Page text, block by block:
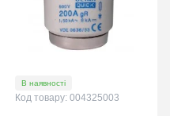
В наявності
Код товару: 004325003